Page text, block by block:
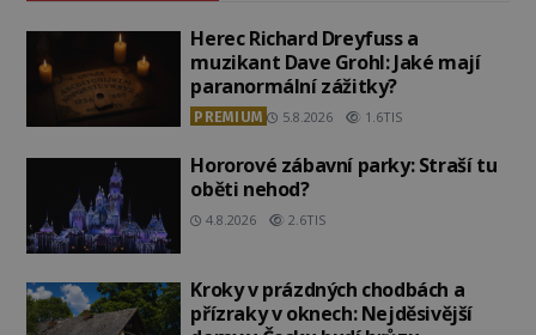
Herec Richard Dreyfuss a
muzikant Dave Grohl: Jaké mají
paranormální zážitky?
PREMIUM 5.8.2026 1.6TIS
Hororové zábavní parky: Straší tu
oběti nehod?
4.8.2026 2.6TIS
Kroky v prázdných chodbách a
přízraky v oknech: Nejděsivější